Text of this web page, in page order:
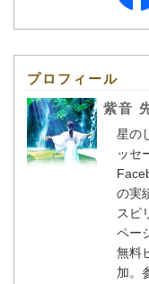
プロフィール
紫音
星の
ッセ
の実
スピ
ペー
無料
加。